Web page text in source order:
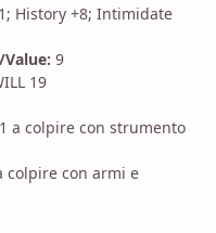
History +8; Intimidate
Value: 9
19
a colpire con strumento
colpire con armi e